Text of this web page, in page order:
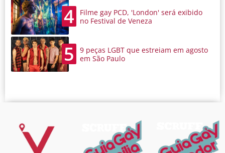
4
Filme gay PCD, 'London' será exibido
no Festival de Veneza
5
9 peças LGBT que estreiam em agosto
em São Paulo